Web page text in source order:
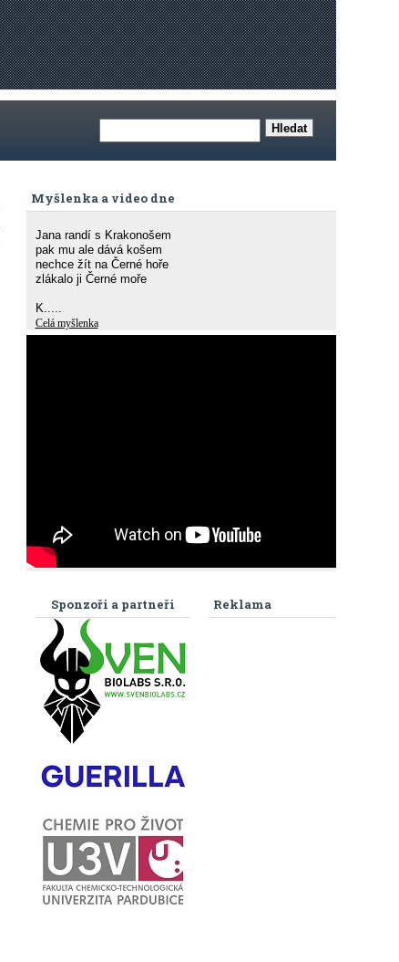
Myšlenka a video dne
Jana randí s Krakonošem
pak mu ale dává košem
nechce žít na Černé hoře
zlákalo ji Černé moře
K.....
Celá myšlenka
Reklama
Sponzoři a partneři